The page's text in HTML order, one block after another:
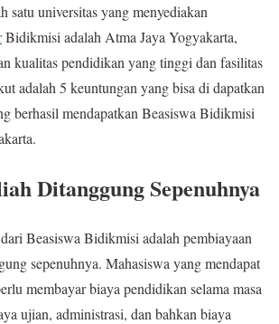
satu universitas yang menyediakan
Bidikmisi adalah Atma Jaya Yogyakarta,
kualitas pendidikan yang tinggi dan fasilitas
adalah 5 keuntungan yang bisa di dapatkan
berhasil mendapatkan Beasiswa Bidikmisi
Ditanggung Sepenuhnya
Beasiswa Bidikmisi adalah pembiayaan
sepenuhnya. Mahasiswa yang mendapat
membayar biaya pendidikan selama masa
ujian, administrasi, dan bahkan biaya